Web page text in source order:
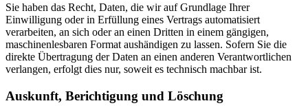
Sie haben das Recht, Daten, die wir auf Grundlage Ihrer
Einwilligung oder in Erfüllung eines Vertrags automatisiert
verarbeiten, an sich oder an einen Dritten in einem gängigen,
maschinenlesbaren Format aushändigen zu lassen. Sofern Sie die
direkte Übertragung der Daten an einen anderen Verantwortlichen
verlangen, erfolgt dies nur, soweit es technisch machbar ist.
Auskunft, Berichtigung und Löschung